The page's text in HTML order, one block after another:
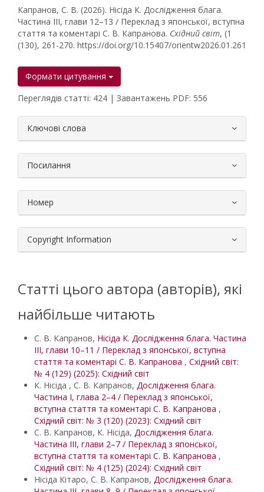
Капранов, С. В. (2026). Нісіда К. Дослідження блага.
Частина ІІІ, глави 12–13 / Переклад з японської, вступна
стаття та коментарі С. В. Капранова. Східний світ, (1
(130), 261-270. https://doi.org/10.15407/orientw2026.01.261
Формати цитування
Переглядів статті: 424 | Завантажень PDF: 556
Ключові слова
Посилання
Номер
Copyright Information
Статті цього автора (авторів), які
найбільше читають
С. В. Капранов, Нісіда К. Дослідження блага. Частина
ІІІ, глави 10–11 / Переклад з японської, вступна
стаття та коментарі С. В. Капранова , Східний світ:
№ 4 (129) (2025): Східний світ
К. Нісіда , С. В. Капранов, Дослідження блага.
Частина І, глава 2–4 / Переклад з японської,
вступна стаття та коментарі С. В. Капранова ,
Східний світ: № 3 (120) (2023): Східний світ
С. В. Капранов, К. Нісіда, Дослідження блага.
Частина ІІІ, глави 2–7 / Переклад з японської,
вступна стаття та коментарі С. В. Капранова ,
Східний світ: № 4 (125) (2024): Східний світ
Нісіда Кітаро, С. В. Капранов, Дослідження блага.